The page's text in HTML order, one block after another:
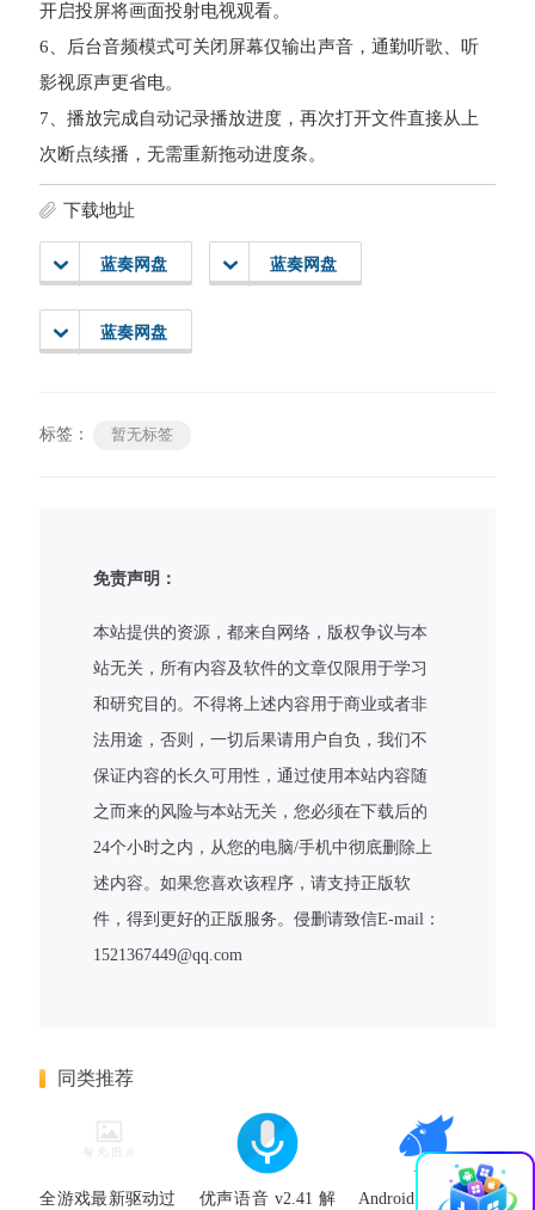
开启投屏将画面投射电视观看。
6、后台音频模式可关闭屏幕仅输出声音，通勤听歌、听
影视原声更省电。
7、播放完成自动记录播放进度，再次打开文件直接从上
次断点续播，无需重新拖动进度条。
下载地址
蓝奏网盘 蓝奏网盘
蓝奏网盘
标签： 暂无标签
免责声明：
本站提供的资源，都来自网络，版权争议与本
站无关，所有内容及软件的文章仅限用于学习
和研究目的。不得将上述内容用于商业或者非
法用途，否则，一切后果请用户自负，我们不
保证内容的长久可用性，通过使用本站内容随
之而来的风险与本站无关，您必须在下载后的
24个小时之内，从您的电脑/手机中彻底删除上
述内容。如果您喜欢该程序，请支持正版软
件，得到更好的正版服务。侵删请致信E-mail：
1521367449@qq.com
同类推荐
全游戏最新驱动过 优声语音 v2.41 解 Android 二驴磁力